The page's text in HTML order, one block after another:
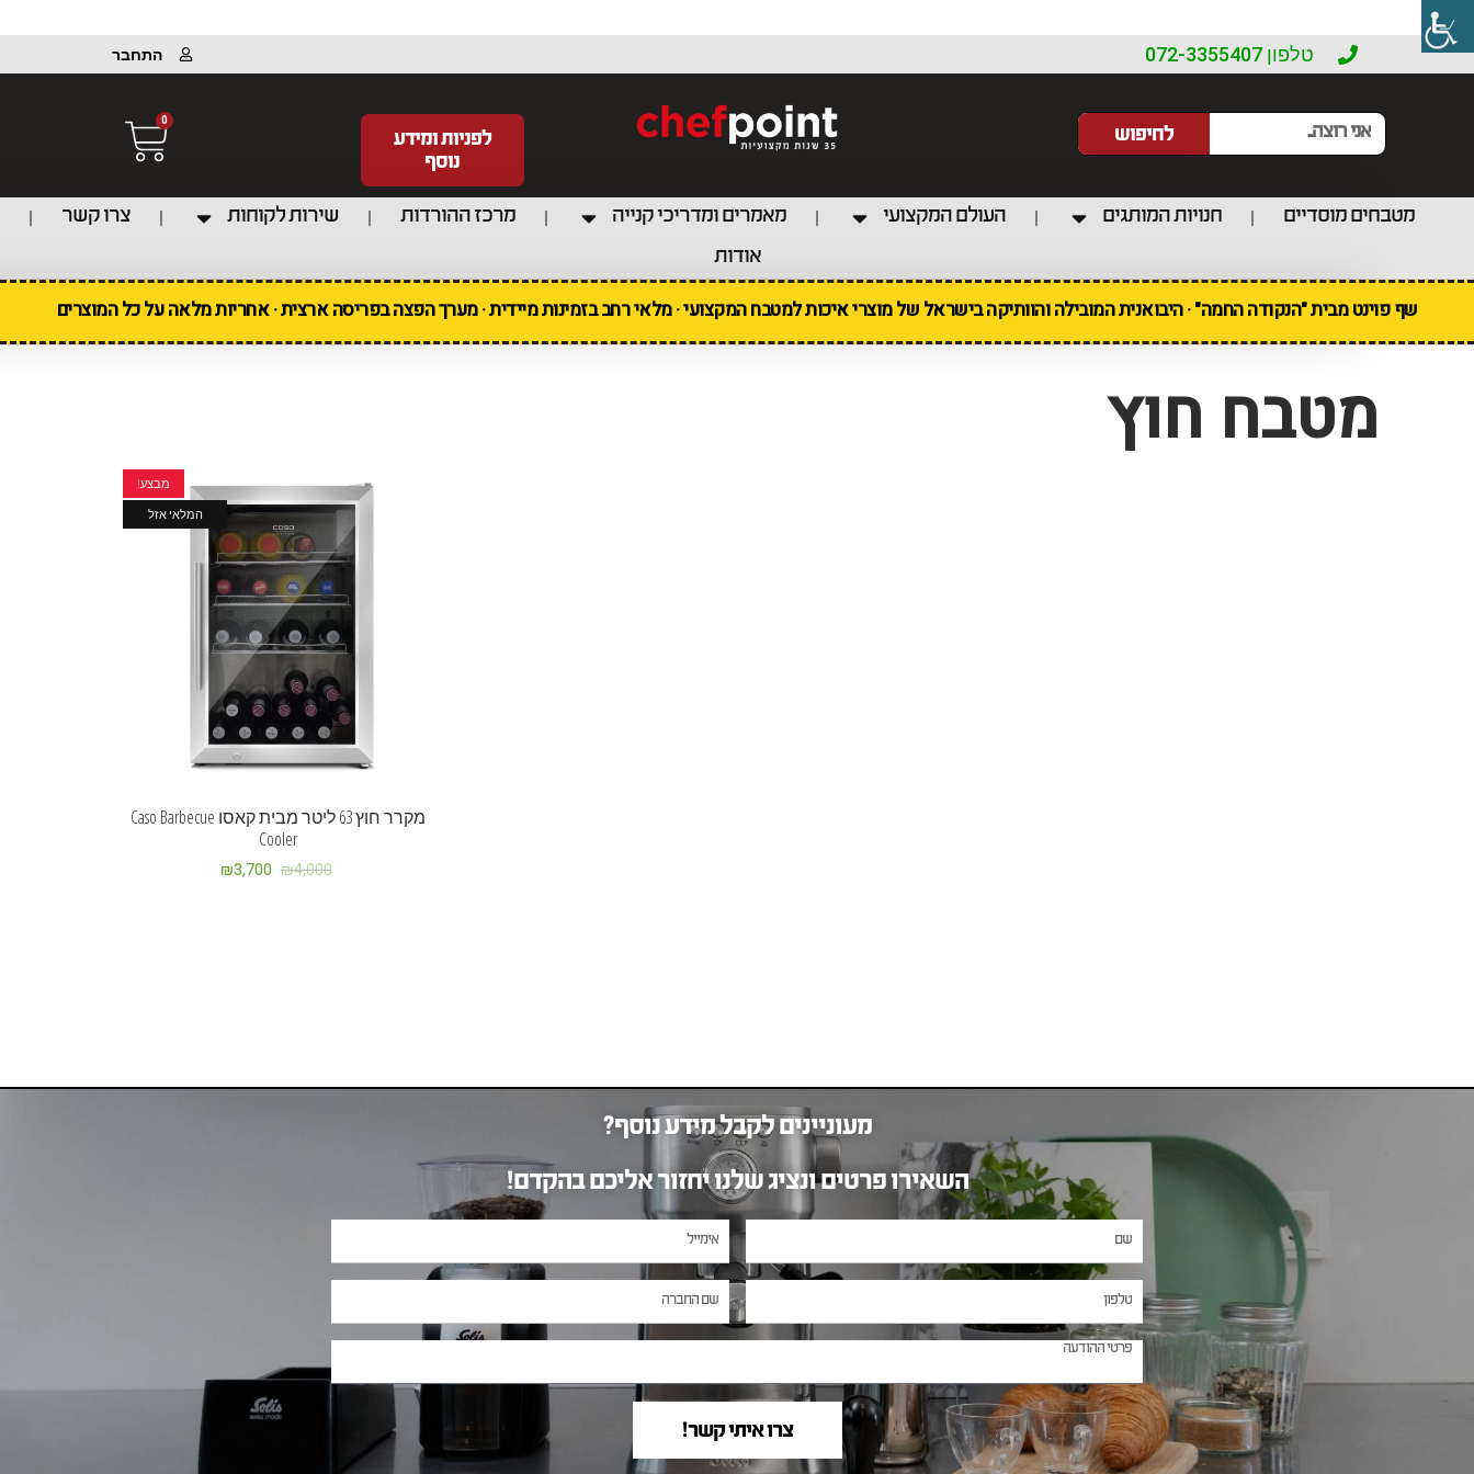
טלפון 072-3355407 התחבר
לחיפוש
לפניות ומידע
נוסף
0
מטבחים מוסדיים חנויות המותגים העולם המקצועי מאמרים ומדריכי קנייה מרכז ההורדות שירות לקוחות
צרו קשר
אודות
שף פוינט מבית "הנקודה החמה" · היבואנית המובילה והוותיקה בישראל של מוצרי איכות למטבח המקצועי · מלאי רחב בזמינות מיידית · מערך הפצה בפריסה ארצית · אחריות מלאה על כל המוצרים
מטבח חוץ
מבצע!
המלאי אזל
מקרר חוץ 63 ליטר מבית קאסו Caso Barbecue
Cooler
₪4,000
₪3,700
מעוניינים לקבל מידע נוסף?
השאירו פרטים ונציג שלנו יחזור אליכם בהקדם!
צרו איתי קשר!